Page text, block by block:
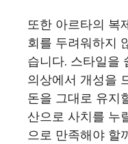
또한 아르타의 복
회를 두려워하지
습니다. 스타일을
의상에서 개성을
돈을 그대로 유지
산으로 사치를 누
으로 만족해야 할